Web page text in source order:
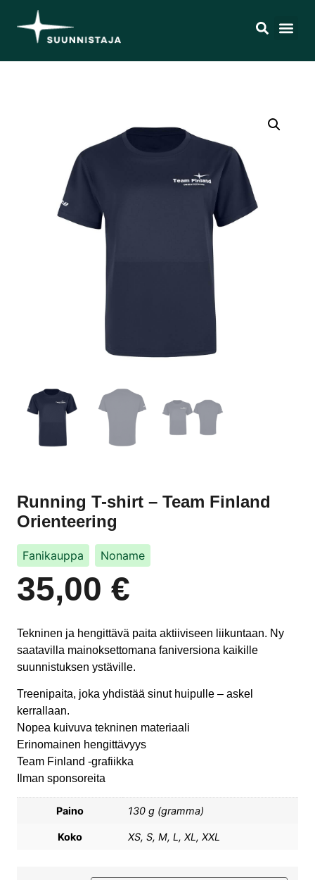
Running T-shirt – Team Finland
Orienteering
Fanikauppa Noname
35,00 €
Tekninen ja hengittävä paita aktiiviseen liikuntaan. Ny
saatavilla mainoksettomana faniversiona kaikille
suunnistuksen ystäville.
Treenipaita, joka yhdistää sinut huipulle – askel
kerrallaan.
Nopea kuivuva tekninen materiaali
Erinomainen hengittävyys
Team Finland -grafiikka
Ilman sponsoreita
Paino 130 g (gramma)
Koko XS, S, M, L, XL, XXL